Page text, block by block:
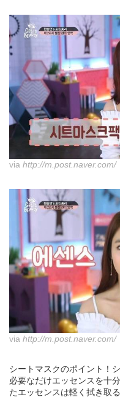
via http://m.post.naver.com/
via http://m.post.naver.com/
シートマスクのポイント！
必要なだけエッセンスを十
たエッセンスは軽く拭き取